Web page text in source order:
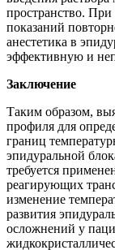
пространство. При
показаний
анестетика в
эффективную и
Заключение
Таким образом,
профиля для
границ
эпидуральной
требуется
реагирующих
изменение
развития
осложнений у